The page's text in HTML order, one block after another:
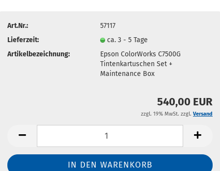
Art.Nr.:
57117
Lieferzeit:
ca. 3 - 5 Tage
Artikelbezeichnung:
Epson ColorWorks C7500G
Tintenkartuschen Set +
Maintenance Box
540,00 EUR
zzgl. 19% MwSt. zzgl. Versand